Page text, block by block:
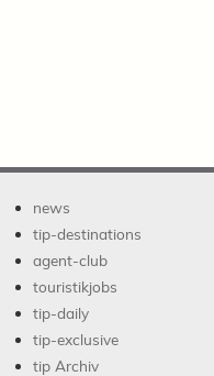
news
tip-destinations
agent-club
touristikjobs
tip-daily
tip-exclusive
tip Archiv